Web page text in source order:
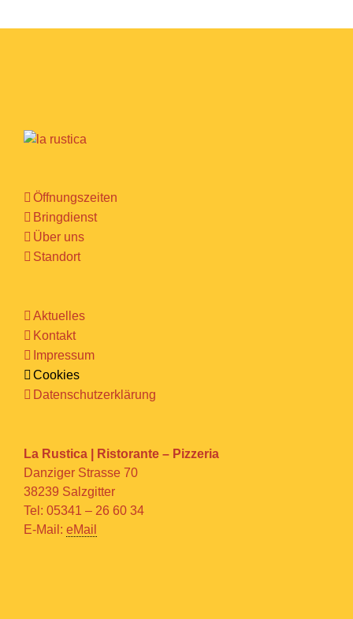
Öffnungszeiten
Bringdienst
Über uns
Standort
Aktuelles
Kontakt
Impressum
Cookies
Datenschutzerklärung
La Rustica | Ristorante – Pizzeria
Danziger Strasse 70
38239 Salzgitter
Tel: 05341 – 26 60 34
E-Mail: eMail